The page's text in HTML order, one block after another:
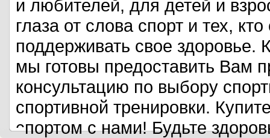
и любителей, для детей и
глаза от слова спорт и тех,
поддерживать свое
мы готовы предоставить Вам
консультацию по выбору
спортивной тренировки.
спортом с нами! Будьте